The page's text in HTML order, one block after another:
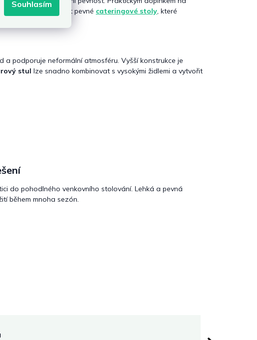
Souhlasím
a oslavy lze využít pevné cateringové stoly , které
a podporuje neformální atmosféru. Vyšší konstrukce je
stul lze snadno kombinovat s vysokými židlemi a vytvořit
do pohodlného venkovního stolování. Lehká a pevná
během mnoha sezón.